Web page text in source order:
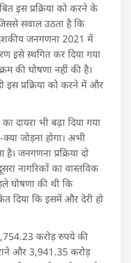
इस प्रक्रिया को करने के
सवाल उठता है कि
जनगणना 2021 में
इसे स्थगित कर दिया गया
की घोषणा नहीं की है।
प्रक्रिया को करने में और
दायरा भी बढ़ा दिया गया
जोड़ना होगा। अभी
जनगणना प्रक्रिया दो
नागरिकों का वास्तविक
घोषणा की थी कि
दिया कि इसमें और देरी हो
करोड़ रुपये की
और 3,941.35 करोड़